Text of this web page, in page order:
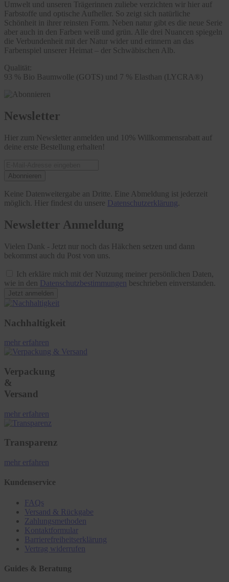
Umwelt und unseren Trägerinnen zuliebe verzichten wir hier auf
Farbstoffe und optische Aufheller. So zeigt sich natürliche
Schönheit in ihrer reinsten Form. Neben natur gibt es die neue Serie
aber auch in den Farben weiß und grün. Alle drei Nuancen spiegeln
die Verbundenheit mit der Natur wider und erinnern an das
Farbenspiel unserer Heimat – der Schwäbischen Alb.
Qualität:
93 % Bio Baumwolle (GOTS) und 7 % Elasthan (LYCRA®)
Newsletter
Hier zum Newsletter anmelden und 10% Willkommensrabatt auf
deine erste Bestellung erhalten!
Abonnieren
Keine Datenweitergabe an Dritte. Eine Abmeldung ist jederzeit
möglich. Hier findest du unsere Datenschutzerklärung
Newsletter Anmeldung
Vielen Dank - Jetzt nur noch das Häkchen setzen und dann
bekommst auch du Post von uns.
Ich erkläre mich mit der Nutzung meiner persönlichen Daten,
wie in den Datenschutzbestimmungen beschrieben einverstanden.
Jetzt anmelden
Nachhaltigkeit
mehr erfahren
Verpackung
&
Versand
mehr erfahren
Transparenz
mehr erfahren
Kundenservice
FAQs
Versand & Rückgabe
Zahlungsmethoden
Kontaktformular
Barrierefreiheitserklärung
Vertrag widerrufen
Guides & Beratung